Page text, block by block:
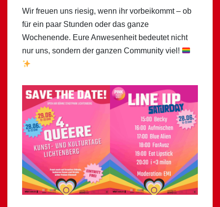
Wir freuen uns riesig, wenn ihr vorbeikommt – ob
für ein paar Stunden oder das ganze
Wochenende. Eure Anwesenheit bedeutet nicht
nur uns, sondern der ganzen Community viel!